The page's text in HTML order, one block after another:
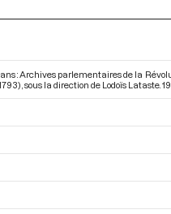
: Archives parlementaires de la
, sous la direction de Lodoïs Lataste.